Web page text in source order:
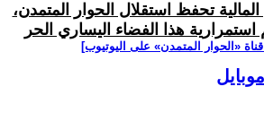
تحفظ استقلال الحوار المتمدن،
هذا الفضاء اليساري الحر
‫«الحوار المتمدن» على اليوتيوب]